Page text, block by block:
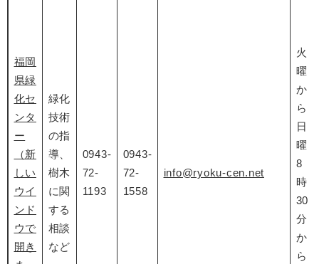
福岡
県緑
化セ
ンタ
ー
（新
しい
ウイ
ンド
ウで
開き
緑化
技術
の指
導、
樹木
に関
する
相談
など
0943-
72-
1193
0943-
72-
1558
info@ryoku-cen.net​
火
曜
か
ら
日
曜
8
時
30
分
か
ら